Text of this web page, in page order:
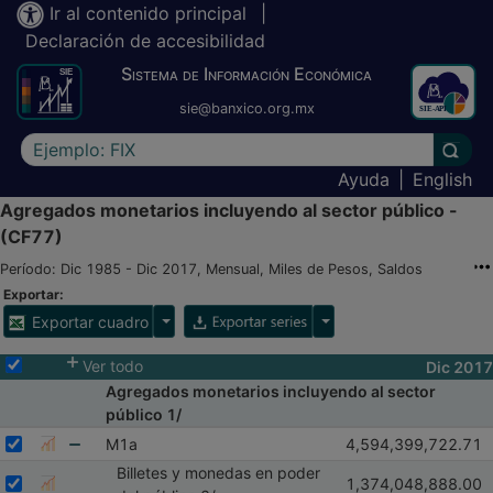
Ir al contenido principal
Declaración de accesibilidad
Sistema de Información Económica
sie@banxico.org.mx
Escriba el texto a buscar
Ayuda
English
Agregados monetarios incluyendo al sector público -
(CF77)
Período: Dic 1985 - Dic 2017, Mensual, Miles de Pesos, Saldos
Exportar:
Exportar cuadro Opciones para exportar cuadroOpciones para exportar
Selecciona o desmarca todas las series
Ver todo
Dic 2017
Agregados monetarios incluyendo al sector
público 1/
Seleccione sus series
Seleccionar serie M1a
Mostrar elementos de M1a
M1a Observaciones de
Oct 2017Nov
4,594,399,722.71
Seleccionar serie Billetes y monedas en poder del público 2/
Mostrar gráfica de la serie Billetes y monedas en poder
Billetes y monedas en poder
Observaciones de
Oct 2017Nov
1,374,048,888.00